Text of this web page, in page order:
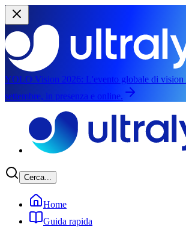
YOLO Vision 2026: L'evento globale di
settembre, in presenza e online.
Cerca...
Home
Guida rapida